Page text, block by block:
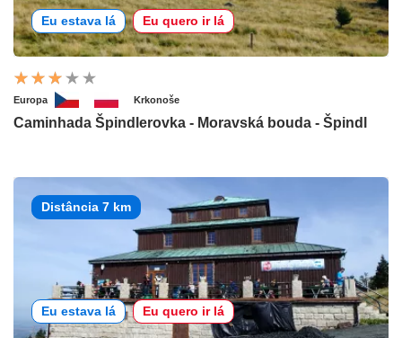
Eu estava lá Eu quero ir lá
Europa Krkonoše
Caminhada Špindlerovka - Moravská bouda - Špindl
Distância 7 km
Eu estava lá Eu quero ir lá